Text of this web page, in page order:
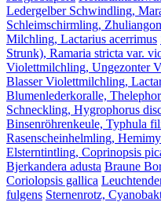
Ledergelber Schwindling,
Schleimschirmling,
Milchling, Lactarius acerrimus
Strunk), Ramaria stricta var.
Violettmilchling, Ungezonter
Blasser Violettmilchling,
Blumenlederkoralle,
Schneckling, Hygrophorus
Binsenröhrenkeule, Typhula
Rasenscheinhelmling,
Elsterntintling, Coprinopsis
Bjerkandera adusta Braune
Coriolopsis gallica
fulgens Sternenrotz,